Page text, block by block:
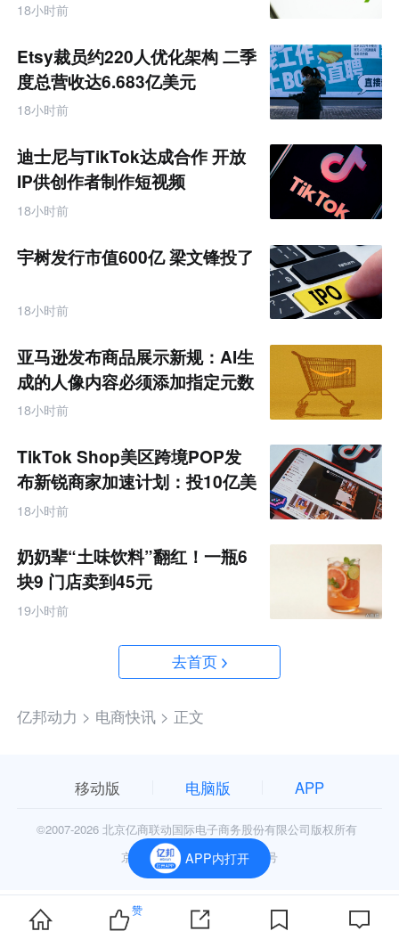
18小时前
Etsy裁员约220人优化架构 二季
度总营收达6.683亿美元
18小时前
迪士尼与TikTok达成合作 开放
IP供创作者制作短视频
18小时前
宇树发行市值600亿 梁文锋投了
18小时前
亚马逊发布商品展示新规：AI生
成的人像内容必须添加指定元数
据
18小时前
TikTok Shop美区跨境POP发
布新锐商家加速计划：投10亿美
金资源帮扶四类商家
18小时前
奶奶辈“土味饮料”翻红！一瓶6
块9 门店卖到45元
19小时前
去首页
亿邦动力 > 电商快讯 > 正文
APP内打开
赞
移动版 电脑版 APP
©2007-2026 北京亿商联动国际电子商务股份有限公司版权所有
京公网安备11010602006906号